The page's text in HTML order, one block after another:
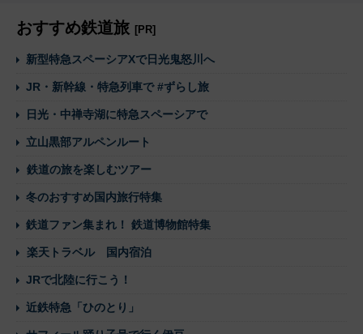
おすすめ鉄道旅 [PR]
新型特急スペーシアXで日光鬼怒川へ
JR・新幹線・特急列車で #ずらし旅
日光・中禅寺湖に特急スペーシアで
立山黒部アルペンルート
鉄道の旅を楽しむツアー
冬のおすすめ国内旅行特集
鉄道ファン集まれ！ 鉄道博物館特集
楽天トラベル 国内宿泊
JRで北陸に行こう！
近鉄特急「ひのとり」